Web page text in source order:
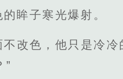
的眸子寒光爆射。
不改色，他只是冷
”